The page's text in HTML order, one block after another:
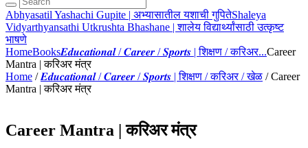
Abhyasatil Yashachi Gupite | अभ्यासातील यशाची गुपितेShaleya
Vidyarthyansathi Utkrushta Bhashane | शालेय विद्यार्थ्यांसाठी उत्कृष्ट
भाषणे
HomeBooks𝑬𝒅𝒖𝒄𝒂𝒕𝒊𝒐𝒏𝒂𝒍 / 𝑪𝒂𝒓𝒆𝒆𝒓 / 𝑺𝒑𝒐𝒓𝒕𝒔 | शिक्षण / करिअर...Career
Mantra | करिअर मंत्र
Home /𝑬𝒅𝒖𝒄𝒂𝒕𝒊𝒐𝒏𝒂𝒍 / 𝑪𝒂𝒓𝒆𝒆𝒓 / 𝑺𝒑𝒐𝒓𝒕𝒔 | शिक्षण / करिअर / खेळ / Career
Mantra | करिअर मंत्र
Career Mantra | करिअर मंत्र